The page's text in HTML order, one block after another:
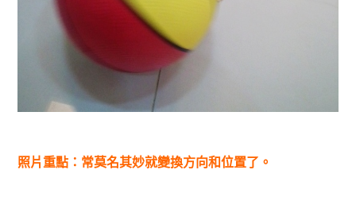
照片重點：常莫名其妙就變換方向和位置了。